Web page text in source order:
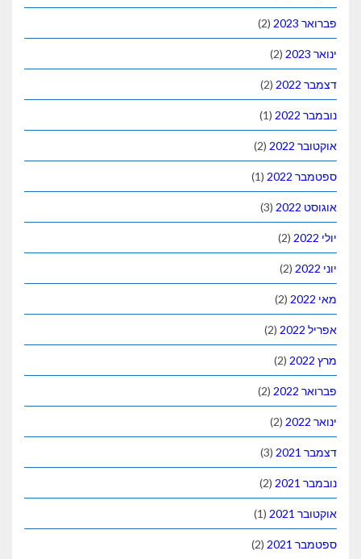
פברואר 2023 (2)
ינואר 2023 (2)
דצמבר 2022 (2)
נובמבר 2022 (1)
אוקטובר 2022 (2)
ספטמבר 2022 (1)
אוגוסט 2022 (3)
יולי 2022 (2)
יוני 2022 (2)
מאי 2022 (2)
אפריל 2022 (2)
מרץ 2022 (2)
פברואר 2022 (2)
ינואר 2022 (2)
דצמבר 2021 (3)
נובמבר 2021 (2)
אוקטובר 2021 (1)
ספטמבר 2021 (2)